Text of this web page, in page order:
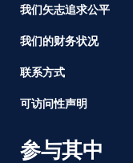
我们矢志追求公平
我们的财务状况
联系方式
可访问性声明
参与其中